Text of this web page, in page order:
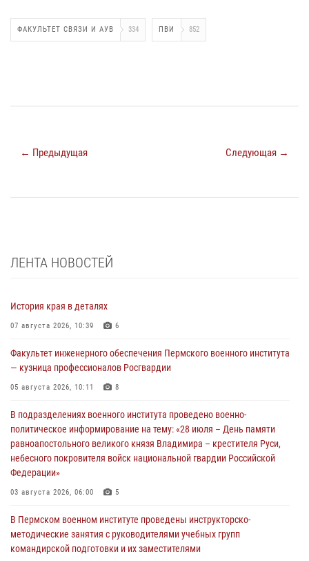
ФАКУЛЬТЕТ СВЯЗИ И АУВ 334 ПВИ 852
← Предыдущая Следующая →
ЛЕНТА НОВОСТЕЙ
История края в деталях
07 августа 2026, 10:39 6
Факультет инженерного обеспечения Пермского военного института
— кузница профессионалов Росгвардии
05 августа 2026, 10:11 8
В подразделениях военного института проведено военно-
политическое информирование на тему: «28 июля – День памяти
равноапостольного великого князя Владимира – крестителя Руси,
небесного покровителя войск национальной гвардии Российской
Федерации»
03 августа 2026, 06:00 5
В Пермском военном институте проведены инструкторско-
методические занятия с руководителями учебных групп
командирской подготовки и их заместителями